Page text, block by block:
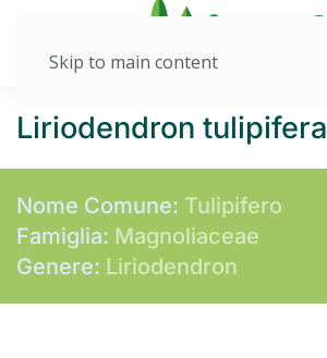
Skip to main content
Liriodendron tulipifera
Nome Comune: Tulipifero
Famiglia: Magnoliaceae
Genere: Liriodendron